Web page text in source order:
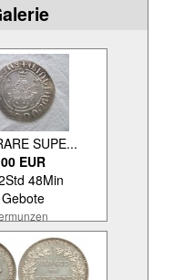
SUPE...
EUR
48Min